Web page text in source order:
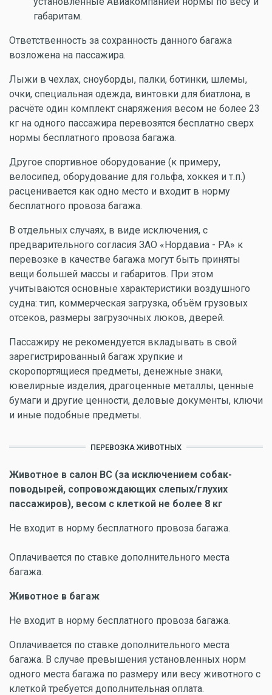
габаритам.
Ответственность за сохранность данного багажа
возложена на пассажира.
Лыжи в чехлах, сноуборды, палки, ботинки, шлемы,
очки, специальная одежда, винтовки для биатлона, в
расчёте один комплект снаряжения весом не более 23
кг на одного пассажира перевозятся бесплатно сверх
нормы бесплатного провоза багажа.
Другое спортивное оборудование (к примеру,
велосипед, оборудование для гольфа, хоккея и т.п.)
расценивается как одно место и входит в норму
бесплатного провоза багажа.
В отдельных случаях, в виде исключения, с
предварительного согласия ЗАО «Нордавиа - РА» к
перевозке в качестве багажа могут быть приняты
вещи большей массы и габаритов. При этом
учитываются основные характеристики воздушного
судна: тип, коммерческая загрузка, объём грузовых
отсеков, размеры загрузочных люков, дверей.
Пассажиру не рекомендуется вкладывать в свой
зарегистрированный багаж хрупкие и
скоропортящиеся предметы, денежные знаки,
ювелирные изделия, драгоценные металлы, ценные
бумаги и другие ценности, деловые документы, ключи
и иные подобные предметы.
ПЕРЕВОЗКА ЖИВОТНЫХ
Животное в салон ВС (за исключением собак-
поводырей, сопровождающих слепых/глухих
пассажиров), весом с клеткой не более 8 кг
Не входит в норму бесплатного провоза багажа.
Оплачивается по ставке дополнительного места
багажа.
Животное в багаж
Не входит в норму бесплатного провоза багажа.
Оплачивается по ставке дополнительного места
багажа. В случае превышения установленных норм
одного места багажа по размеру или весу животного с
клеткой требуется дополнительная оплата.